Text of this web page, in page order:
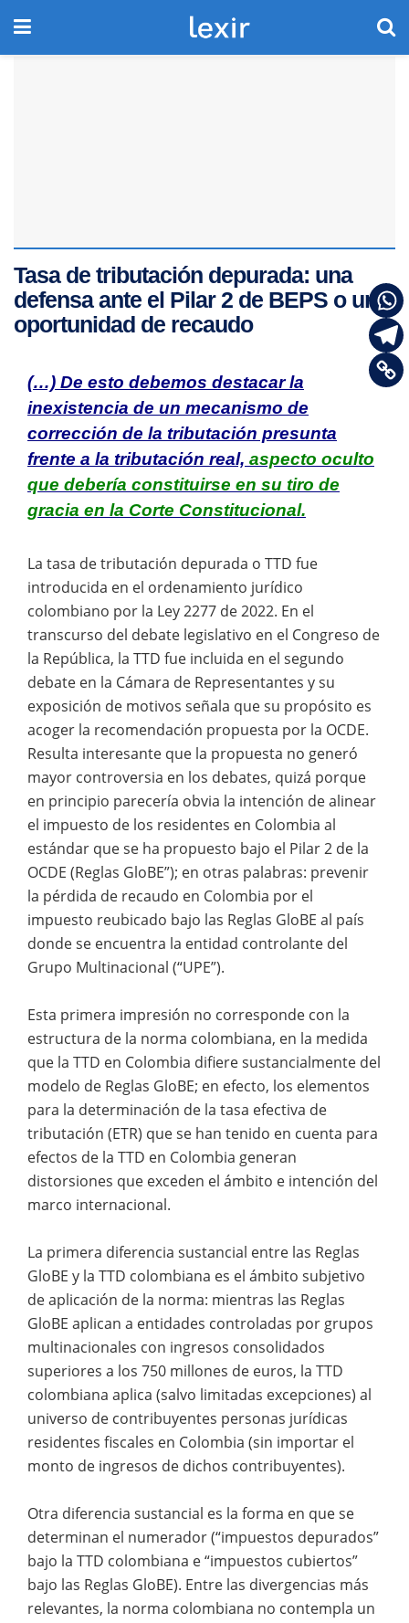
Tasa de tributación depurada: una
defensa ante el Pilar 2 de BEPS o una
oportunidad de recaudo
(…) De esto debemos destacar la
inexistencia de un mecanismo de
corrección de la tributación presunta
frente a la tributación real, aspecto oculto
que debería constituirse en su tiro de
gracia en la Corte Constitucional.
La tasa de tributación depurada o TTD fue
introducida en el ordenamiento jurídico
colombiano por la Ley 2277 de 2022. En el
transcurso del debate legislativo en el Congreso de
la República, la TTD fue incluida en el segundo
debate en la Cámara de Representantes y su
exposición de motivos señala que su propósito es
acoger la recomendación propuesta por la OCDE.
Resulta interesante que la propuesta no generó
mayor controversia en los debates, quizá porque
en principio parecería obvia la intención de alinear
el impuesto de los residentes en Colombia al
estándar que se ha propuesto bajo el Pilar 2 de la
OCDE (Reglas GloBE”); en otras palabras: prevenir
la pérdida de recaudo en Colombia por el
impuesto reubicado bajo las Reglas GloBE al país
donde se encuentra la entidad controlante del
Grupo Multinacional (“UPE”).
Esta primera impresión no corresponde con la
estructura de la norma colombiana, en la medida
que la TTD en Colombia difiere sustancialmente del
modelo de Reglas GloBE; en efecto, los elementos
para la determinación de la tasa efectiva de
tributación (ETR) que se han tenido en cuenta para
efectos de la TTD en Colombia generan
distorsiones que exceden el ámbito e intención del
marco internacional.
La primera diferencia sustancial entre las Reglas
GloBE y la TTD colombiana es el ámbito subjetivo
de aplicación de la norma: mientras las Reglas
GloBE aplican a entidades controladas por grupos
multinacionales con ingresos consolidados
superiores a los 750 millones de euros, la TTD
colombiana aplica (salvo limitadas excepciones) al
universo de contribuyentes personas jurídicas
residentes fiscales en Colombia (sin importar el
monto de ingresos de dichos contribuyentes).
Otra diferencia sustancial es la forma en que se
determinan el numerador (“impuestos depurados”
bajo la TTD colombiana e “impuestos cubiertos”
bajo las Reglas GloBE). Entre las divergencias más
relevantes, la norma colombiana no contempla un